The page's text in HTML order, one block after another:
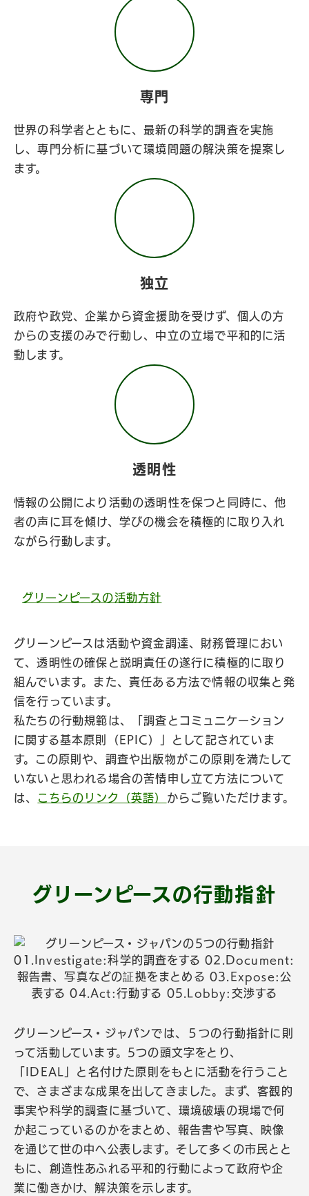
専門
世界の科学者とともに、最新の科学的調査を実施
し、専門分析に基づいて環境問題の解決策を提案し
ます。
独立
政府や政党、企業から資金援助を受けず、個人の方
からの支援のみで行動し、中立の立場で平和的に活
動します。
透明性
情報の公開により活動の透明性を保つと同時に、他
者の声に耳を傾け、学びの機会を積極的に取り入れ
ながら行動します。
グリーンピースの活動方針
グリーンピースは活動や資金調達、財務管理におい
て、透明性の確保と説明責任の遂行に積極的に取り
組んでいます。また、責任ある方法で情報の収集と発
信を行っています。
私たちの行動規範は、「調査とコミュニケーション
に関する基本原則（EPIC）」として記されていま
す。この原則や、調査や出版物がこの原則を満たして
いないと思われる場合の苦情申し立て方法について
は、 こちらのリンク（英語） からご覧いただけます。
グリーンピースの行動指針
グリーンピース・ジャパンでは、５つの行動指針に則
って活動しています。5つの頭文字をとり、
「IDEAL」と名付けた原則をもとに活動を行うこと
で、さまざまな成果を出してきました。まず、客観的
事実や科学的調査に基づいて、環境破壊の現場で何
か起こっているのかをまとめ、報告書や写真、映像
を通じて世の中へ公表します。そして多くの市民とと
もに、創造性あふれる平和的行動によって政府や企
業に働きかけ、解決策を示します。